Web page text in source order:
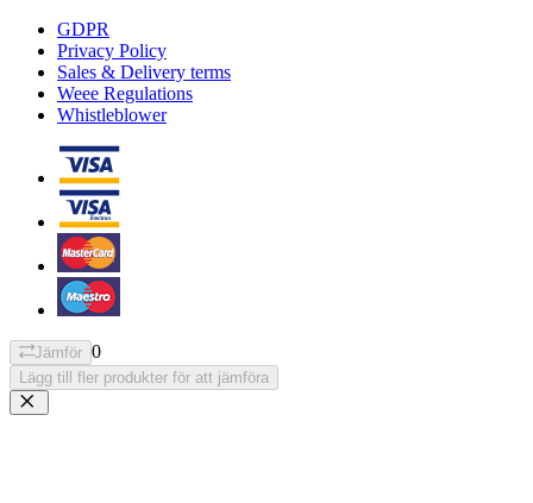
GDPR
Privacy Policy
Sales & Delivery terms
Weee Regulations
Whistleblower
Jämför 0
Lägg till fler produkter för att jämföra